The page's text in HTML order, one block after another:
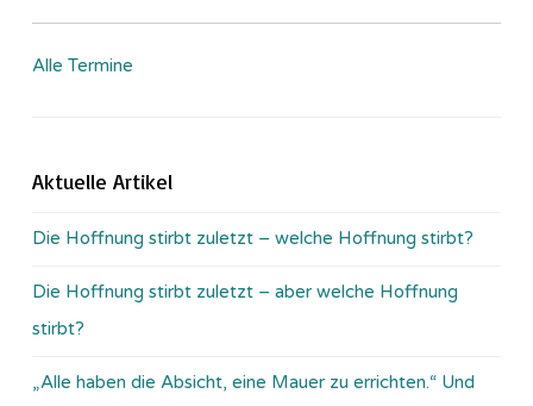
Alle Termine
Aktuelle Artikel
Die Hoffnung stirbt zuletzt – welche Hoffnung stirbt?
Die Hoffnung stirbt zuletzt – aber welche Hoffnung
stirbt?
„Alle haben die Absicht, eine Mauer zu errichten.“ Und